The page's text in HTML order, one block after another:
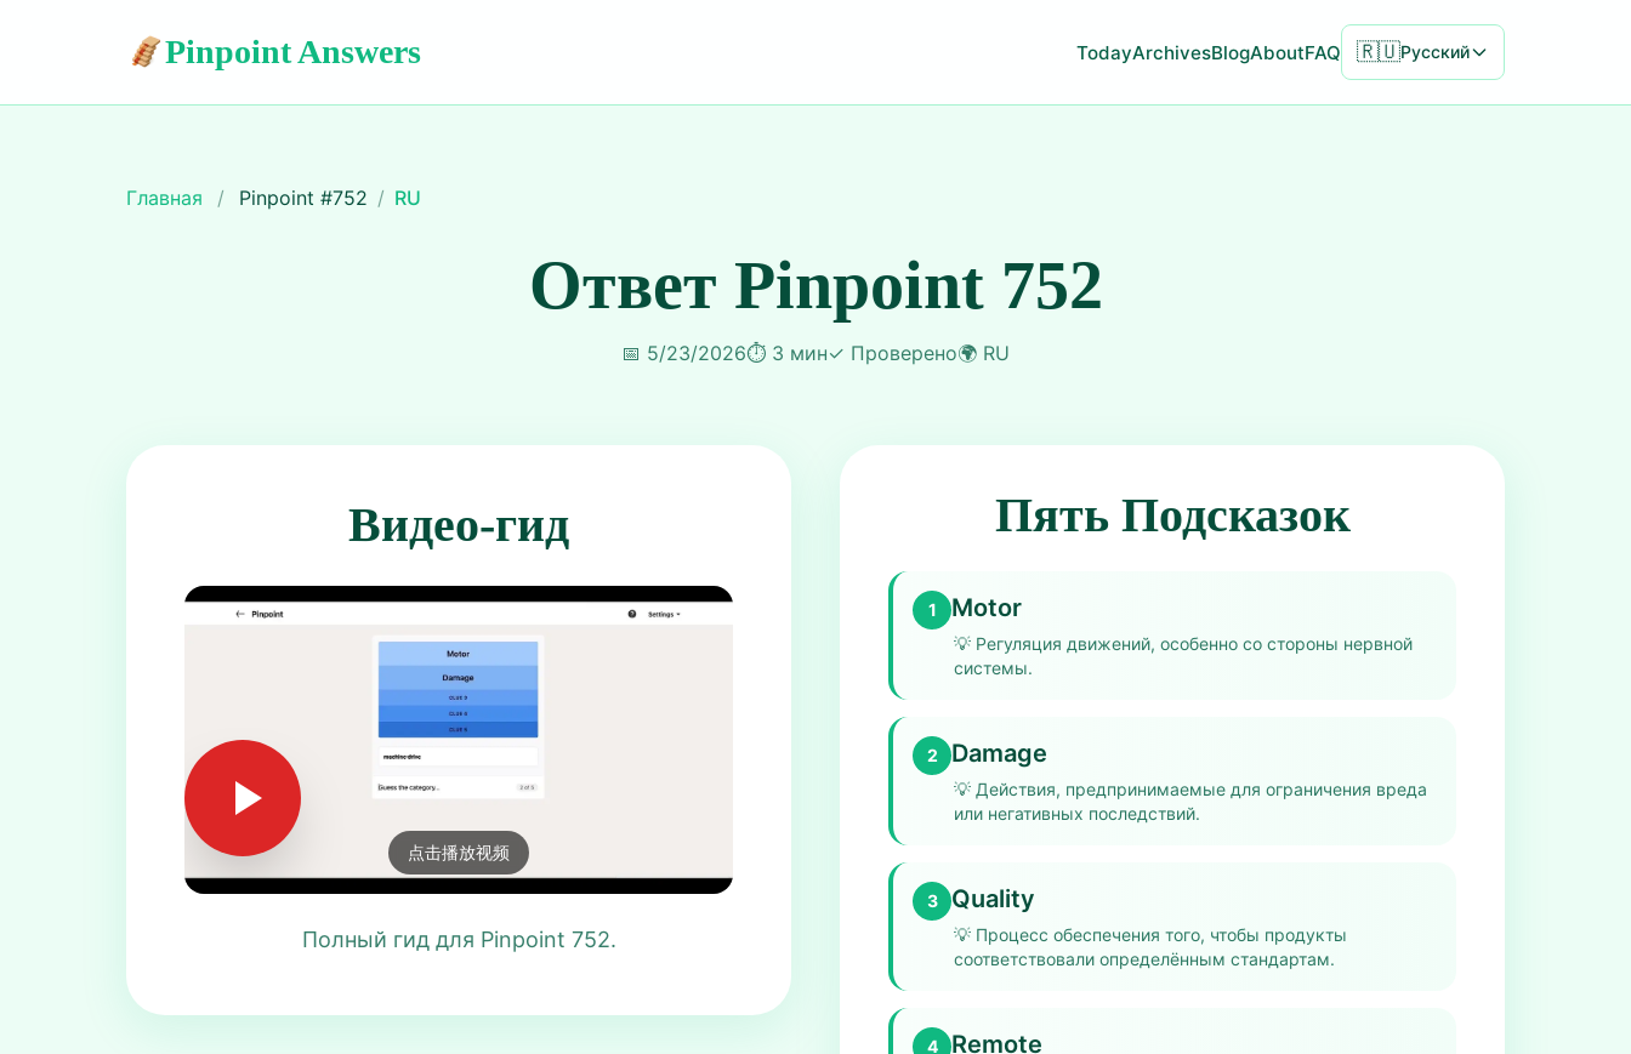
Pinpoint Answers TodayArchivesBlogAboutFAQ 🇷🇺Русский
Главная / Pinpoint #752 / RU
Ответ Pinpoint 752
📅 5/23/2026⏱️ 3 мин✓ Проверено🌍 RU
Видео-гид
点击播放视频
Полный гид для Pinpoint 752.
Пять Подсказок
1 Motor
💡 Регуляция движений, особенно со стороны нервной
системы.
2 Damage
💡 Действия, предпринимаемые для ограничения вреда
или негативных последствий.
3 Quality
💡 Процесс обеспечения того, чтобы продукты
соответствовали определённым стандартам.
4 Remote